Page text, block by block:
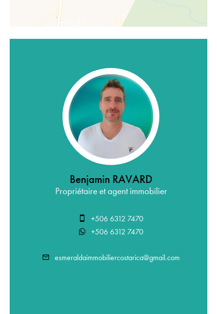
Benjamin RAVARD
Propriétaire et agent immobilier
+506 6312 7470
+506 6312 7470
esmeraldaimmobiliercostarica@gmail.com